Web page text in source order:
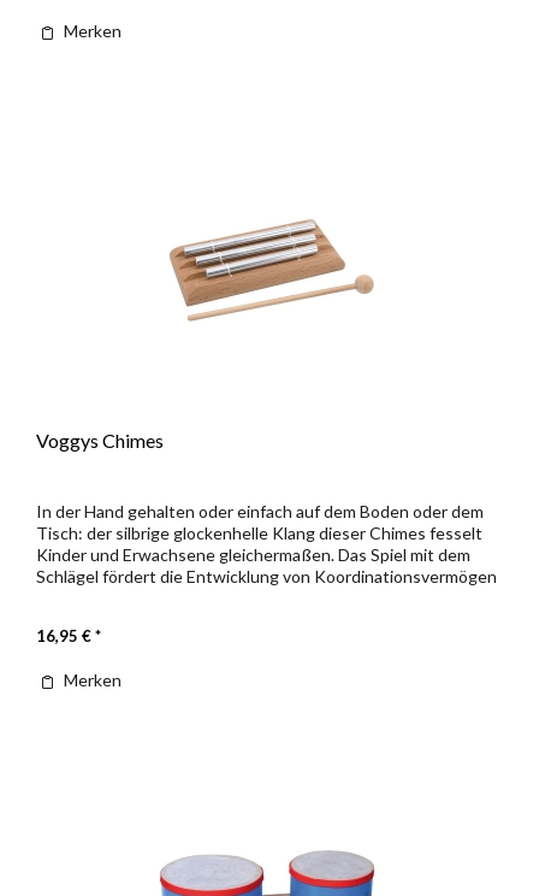
Merken
Voggys Chimes
In der Hand gehalten oder einfach auf dem Boden oder dem
Tisch: der silbrige glockenhelle Klang dieser Chimes fesselt
Kinder und Erwachsene gleichermaßen. Das Spiel mit dem
Schlägel fördert die Entwicklung von Koordinationsvermögen
16,95 € *
Merken